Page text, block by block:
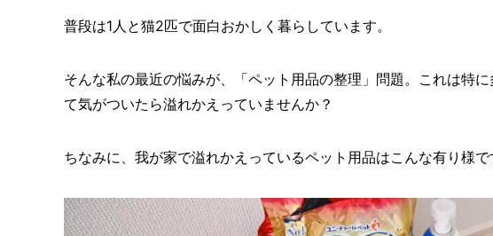
普段は1人と猫2匹で面白おかしく暮らしています。
そんな私の最近の悩みが、「ペット用品の整理」問題。これは特
て気がついたら溢れかえっていませんか？
ちなみに、我が家で溢れかえっているペット用品はこんな有り様で